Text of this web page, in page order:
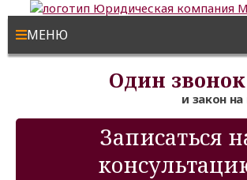
МЕНЮ
Один звонок
и закон
Записаться